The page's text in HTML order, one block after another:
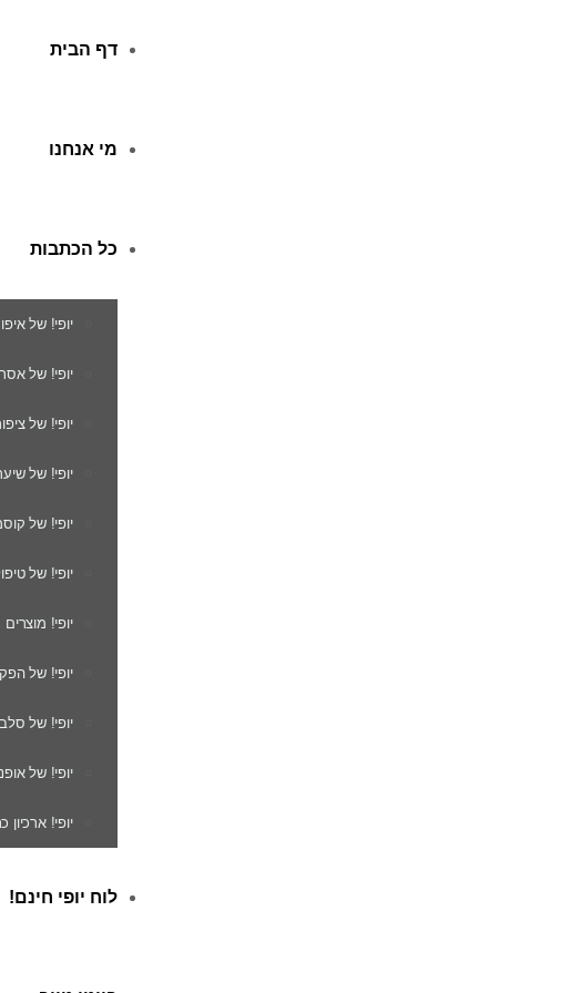
דף הבית
מי אנחנו
כל הכתבות
יופי! של
יופי! של
יופי! של
יופי! של
יופי! של
יופי! של
יופי!
יופי! של
יופי! של
יופי! של
יופי! ארכיון
לוח יופי חינם!